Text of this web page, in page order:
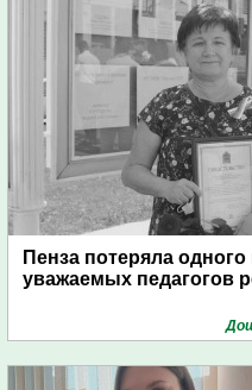
Пенза потеряла
уважаемых педагогов